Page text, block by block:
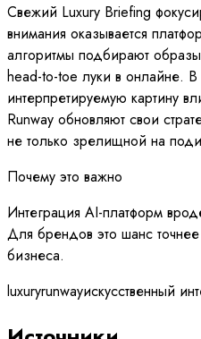
Свежий Luxury Briefing
внимания оказывается
алгоритмы подбирают
head-to-toe луки в онлайне.
интерпретируемую картину
Runway обновляют свои
не только зрелищной на
Почему это важно
Интеграция AI-платформ
Для брендов это шанс точнее
бизнеса.
luxuryrunwayискусственный